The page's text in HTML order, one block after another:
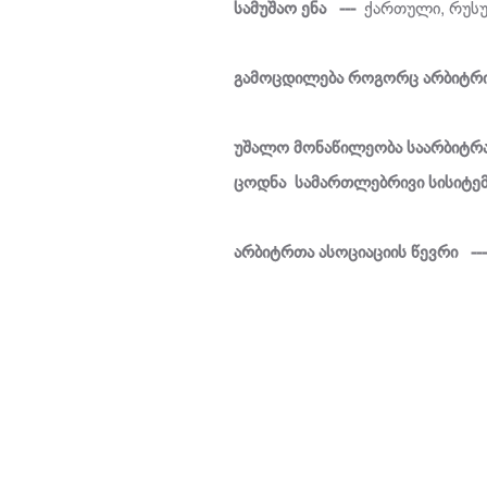
სამუშაო ენა --- ქართული,
გამოცდილება როგორც
უშალო მონაწილეობა
ცოდნა სამართლებრივი
არბიტრთა ასოციაციის წევრი